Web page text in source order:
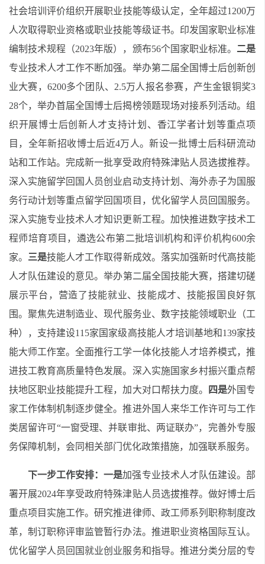
社会培训评价组织开展职业技能等级认定，全年超过1200万
人次取得职业资格或职业技能等级证书。印发国家职业标准
编制技术规程（2023年版） ， 颁布56个国家职业标准。 二是
专业技术人才工作不断加强。举办第二届全国博士后创新创
业大赛，6200多个团队、2.5万人报名参赛，产生金银铜奖3
28个，举办首届全国博士后揭榜领题现场对接系列活动。组
织开展博士后创新人才支持计划、香江学者计划等重点项
目，全年新招收博士后近4万人。新设一批博士后科研流动
站和工作站。完成新一批享受政府特殊津贴人员选拔推荐。
深入实施留学回国人员创业启动支持计划、海外赤子为国服
务行动计划等重点留学回国项目，优化留学人员回国服务。
深入实施专业技术人才知识更新工程。加快推进数字技术工
程师培育项目，遴选公布第二批培训机构和评价机构600余
家。 三是技能人才工作取得新成效。落实加强新时代高技能
人才队伍建设的意见。举办第二届全国技能大赛， 搭建切磋
展示平台，营造了技能就业、技能成才、技能报国良好氛
围。聚焦先进制造业、现代服务业、 数字技能领域职业（工
种），支持建设115家国家级高技能人才培训基地和139家技
能大师工作室。全面推行工学一体化技能人才培养模式，推
进技工教育高质量特色发展。深入实施国家乡村振兴重点帮
扶地区职业技能提升工程，加大对口帮扶力度。
四是外国专
家工作体制机制逐步健全。推进外国人来华工作许可与工作
类居留许可“一窗受理、并联审批、两证联办”， 完善外专服
务保障机制，会同相关部门优化政策措施， 加强联系服务。
下一步工作安排：一是加强专业技术人才队伍建设。部
署开展2024年享受政府特殊津贴人员选拔推荐。做好博士后
重点项目实施工作。研究推进律师、政工师系列职称制度改
革，制订职称评审监管暂行办法。推进职业资格国际互认。
优化留学人员回国就业创业服务和指导。推进分类分层的专